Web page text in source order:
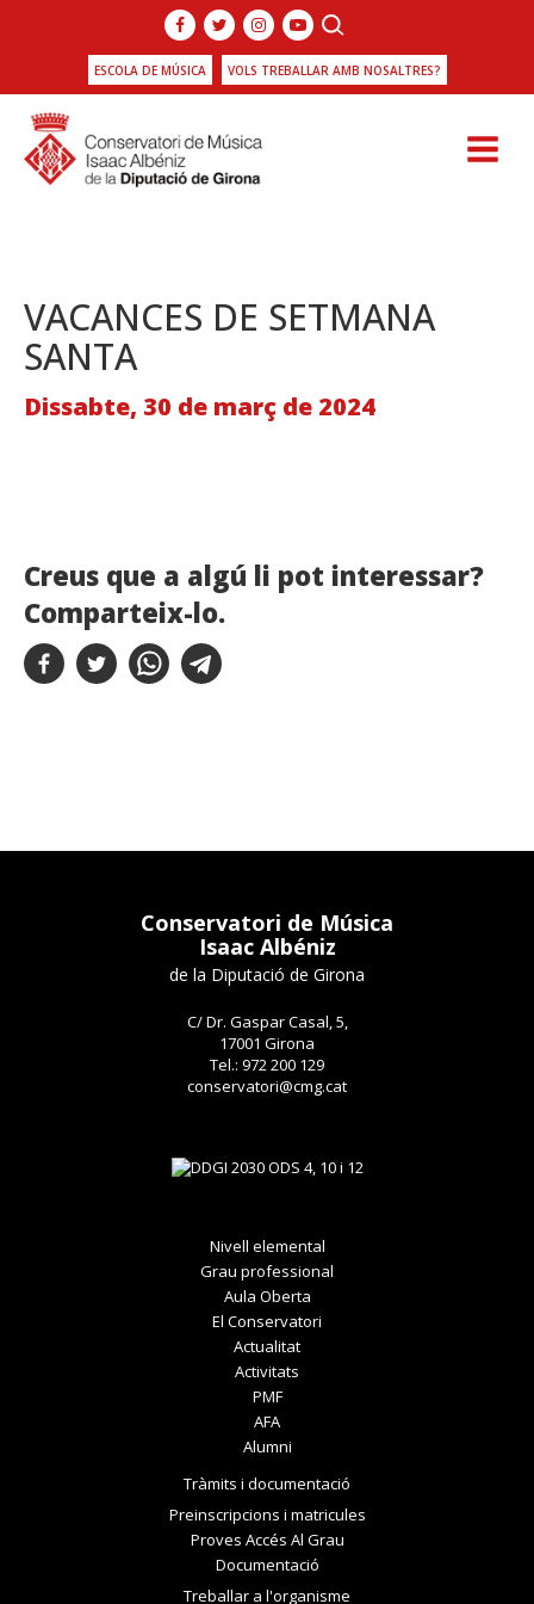
ESCOLA DE MÚSICA VOLS TREBALLAR AMB NOSALTRES?
VACANCES DE SETMANA
SANTA
Dissabte, 30 de març de 2024
Creus que a algú li pot interessar?
Comparteix-lo.
Conservatori de Música
Isaac Albéniz
de la Diputació de Girona
C/ Dr. Gaspar Casal, 5,
17001 Girona
Tel.: 972 200 129
conservatori@cmg.cat
Nivell elemental
Grau professional
Aula Oberta
El Conservatori
Actualitat
Activitats
PMF
AFA
Alumni
Tràmits i documentació
Preinscripcions i matricules
Proves Accés Al Grau
Documentació
Treballar a l'organisme